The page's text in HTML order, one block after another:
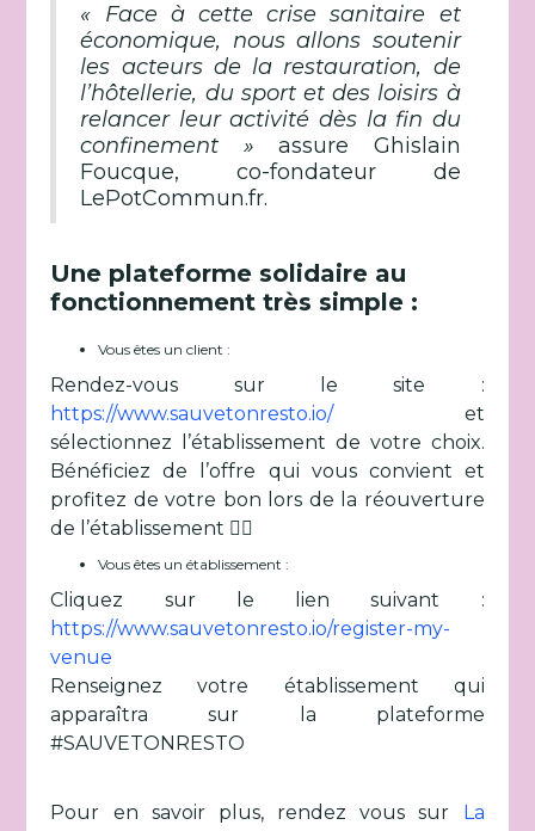
« Face à cette crise sanitaire et
économique, nous allons soutenir
les acteurs de la restauration, de
l’hôtellerie, du sport et des loisirs à
relancer leur activité dès la fin du
confinement »assure Ghislain
Foucque, co-fondateur de
LePotCommun.fr.
Une plateforme solidaire au
fonctionnement très simple :
Vous êtes un client :
Rendez-vous sur le site :
https://www.sauvetonresto.io/et
sélectionnez l’établissement de votre choix.
Bénéficiez de l’offre qui vous convient et
profitez de votre bon lors de la réouverture
de l’établissement 👌🏽
Vous êtes un établissement :
Cliquez sur le lien suivant :
https://www.sauvetonresto.io/register-my-
venue
Renseignez votre établissement qui
apparaîtra sur la plateforme
#SAUVETONRESTO
Pour en savoir plus, rendez vous sur La